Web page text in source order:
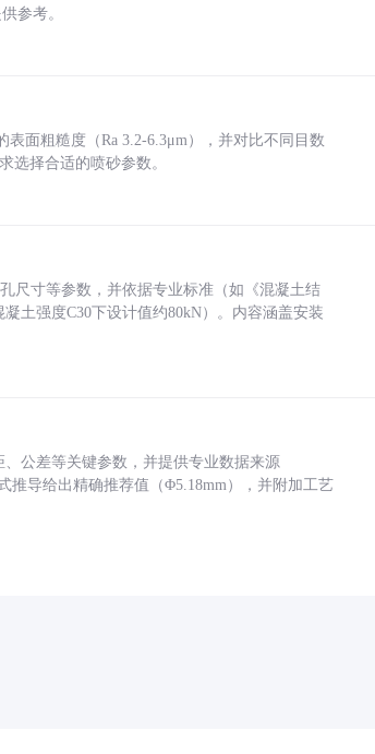
参考。
面粗糙度（Ra 3.2-6.3μm），并对比不同目数
选择合适的喷砂参数。
尺寸等参数，并依据专业标准（如《混凝土结
土强度C30下设计值约80kN）。内容涵盖安装
公差等关键参数，并提供专业数据来源
推导给出精确推荐值（Φ5.18mm），并附加工艺